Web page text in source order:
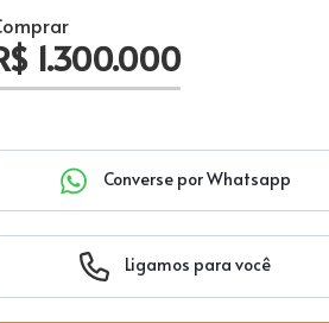
1.300.000
Converse por Whatsapp
Ligamos para você